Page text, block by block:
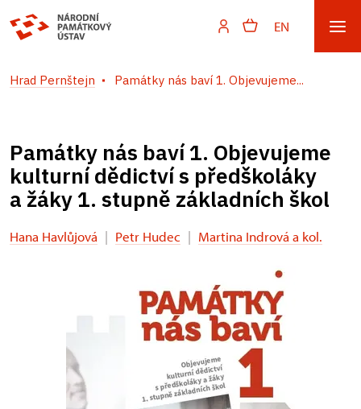
EN
Hrad Pernštejn Památky nás baví 1. Objevujeme...
Památky nás baví 1. Objevujeme
kulturní dědictví s předškoláky
a žáky 1. stupně základních škol
Hana Havlůjová | Petr Hudec | Martina Indrová a kol.